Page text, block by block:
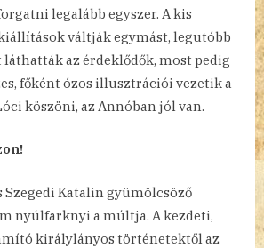
legalább egyszer. A kis
váltják egymást, legutóbb
az érdeklődők, most pedig
főként ózos illusztrációi vezetik a
köszöni, az Annóban jól van.
Szegedi Katalin gyümölcsöző
nyúlfarknyi a múltja. A kezdeti,
királylányos történetektől az